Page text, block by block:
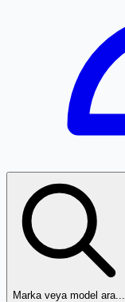
Marka veya model ara...